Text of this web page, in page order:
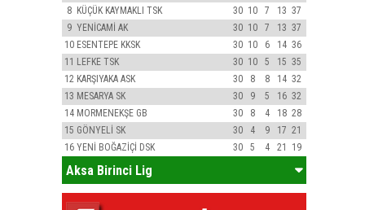
8 KÜÇÜK KAYMAKLI TSK 30 10 7 13 37
9 YENİCAMİ AK 30 10 7 13 37
10 ESENTEPE KKSK 30 10 6 14 36
11 LEFKE TSK 30 10 5 15 35
12 KARŞIYAKA ASK 30 8 8 14 32
13 MESARYA SK 30 9 5 16 32
14 MORMENEKŞE GB 30 8 4 18 28
15 GÖNYELİ SK 30 4 9 17 21
16 YENİ BOĞAZİÇİ DSK 30 5 4 21 19
Aksa Birinci Lig